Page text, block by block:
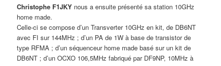
Christophe F1JKY nous a ensuite présenté sa station 10GHz
home made.
Celle-ci se compose d’un Transverter 10GHz en kit, de DB6NT
avec FI sur 144MHz ; d’un PA de 1W à base de transistor de
type RFMA ; d’un séquenceur home made basé sur un kit de
DB6NT ; d’un OCXO 106,5MHz fabriqué par DF9NP, 10MHz à